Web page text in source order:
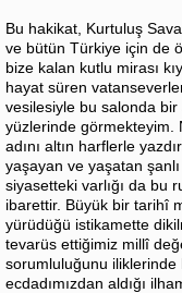
Bu hakikat, Kurtuluş
ve bütün Türkiye için de
bize kalan kutlu mirası
hayat süren
vesilesiyle bu salonda bir
yüzlerinde görmekteyim.
adını altın harflerle
yaşayan ve yaşatan
siyasetteki varlığı da bu
ibarettir. Büyük bir tarihî
yürüdüğü istikamette
tevarüs ettiğimiz millî
sorumluluğunu iliklerinde
ecdadımızdan aldığı